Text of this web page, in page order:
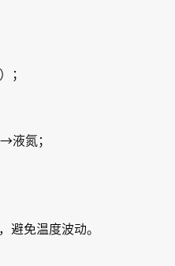
；
液氮；
避免温度波动。